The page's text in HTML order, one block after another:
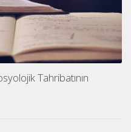
Tahribatının